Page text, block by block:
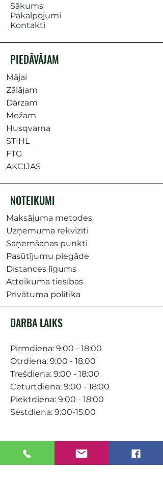
Sākums
Pakalpojumi
Kontakti
PIEDĀVĀJAM
Mājai
Zālājam
Dārzam
Mežam
Husqvarna
STIHL
FTG
AKCIJAS
NOTEIKUMI
Maksājuma metodes
Uzņēmuma rekvizīti
Saņemšanas punkti
Pasūtījumu piegāde
Distances līgums
Atteikuma tiesības
Privātuma politika
DARBA LAIKS
Pirmdiena: 9:00 - 18:00
Otrdiena: 9:00 - 18:00
Trešdiena: 9:00 - 18:00
Ceturtdiena: 9:00 - 18:00
Piektdiena: 9:00 - 18:00
Sestdiena: 9:00-15:00
KONTAKTI